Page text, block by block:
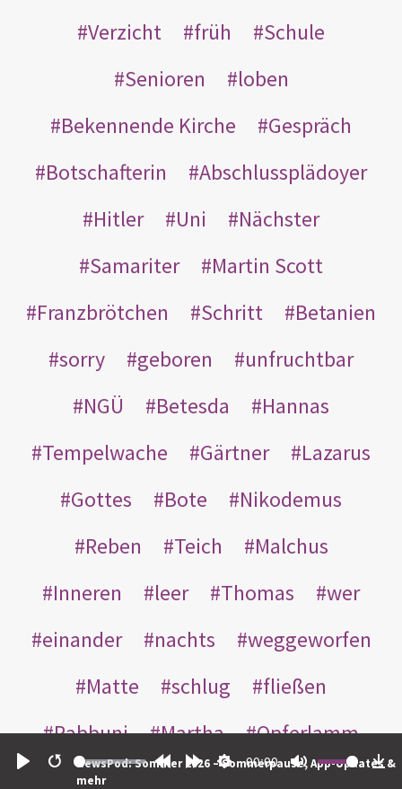
Restart
00:00
NewsPod: Sommer 2026 – Sommerpause, App-Updates &
mehr
Verzicht
früh
Schule
Senioren
loben
Bekennende Kirche
Gespräch
Botschafterin
Abschlussplädoyer
Hitler
Uni
Nächster
Samariter
Martin Scott
Franzbrötchen
Schritt
Betanien
sorry
geboren
unfruchtbar
NGÜ
Betesda
Hannas
Tempelwache
Gärtner
Lazarus
Gottes
Bote
Nikodemus
Reben
Teich
Malchus
Inneren
leer Thomas
wer
einander
nachts
weggeworfen
Matte
schlug
fließen
Rabbuni
Martha
Opferlamm
gewaschen
jüdischen